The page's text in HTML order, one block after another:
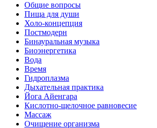
Общие вопросы
Пища для души
Холо-концепция
Постмодерн
Бинауральная музыка
Биоэнергетика
Вода
Время
Гидроплазма
Дыхательная практика
Йога Айенгара
Кислотно-щелочное равновесие
Массаж
Очищение организма